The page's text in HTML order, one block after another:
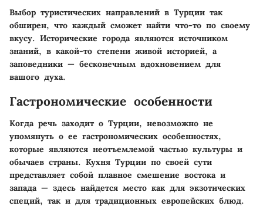
Выбор туристических направлений в Турции так
обширен, что каждый сможет найти что-то по своему
вкусу. Исторические города являются источником
знаний, в какой-то степени живой историей, а
заповедники — бесконечным вдохновением для
вашого духа.
Гастрономические особенности
Когда речь заходит о Турции, невозможно не
упомянуть о ее гастрономических особенностях,
которые являются неотъемлемой частью культуры и
обычаев страны. Кухня Турции по своей сути
представляет собой плавное смешение востока и
запада — здесь найдется место как для экзотических
специй, так и для традиционных европейских блюд.